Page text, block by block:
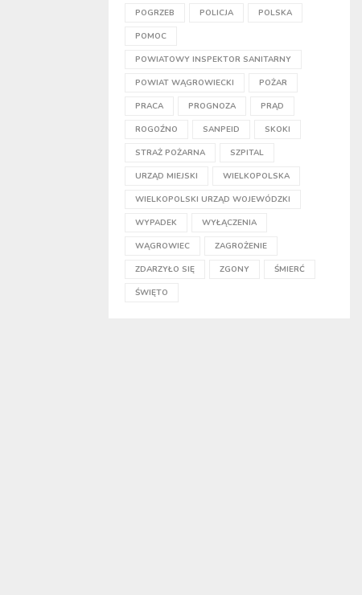
POGRZEB POLICJA POLSKA
POMOC
POWIATOWY INSPEKTOR SANITARNY
POWIAT WĄGROWIECKI POŻAR
PRACA PROGNOZA PRĄD
ROGOŹNO SANPEID SKOKI
STRAŻ POŻARNA SZPITAL
URZĄD MIEJSKI WIELKOPOLSKA
WIELKOPOLSKI URZĄD WOJEWÓDZKI
WYPADEK WYŁĄCZENIA
WĄGROWIEC ZAGROŻENIE
ZDARZYŁO SIĘ ZGONY ŚMIERĆ
ŚWIĘTO